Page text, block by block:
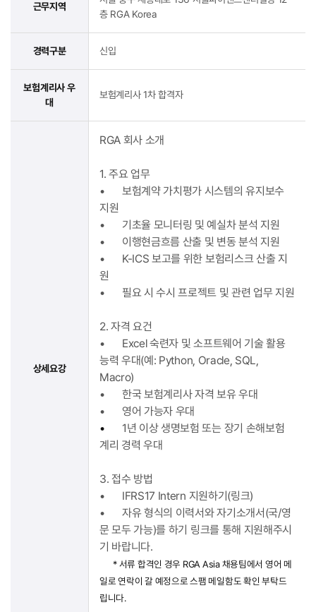
근무지역
층 RGA Korea
경력구분 신입
보험계리사 우
대
보험계리사 1차 합격자
상세요강
RGA 회사 소개
1. 주요 업무
•
보험계약 가치평가 시스템의 유지보수
지원
•
기초율 모니터링 및 예실차 분석 지원
•
이행현금흐름 산출 및 변동 분석 지원
•
K-ICS 보고를 위한 보험리스크 산출 지
원
•
필요 시 수시 프로젝트 및 관련 업무 지원
2. 자격 요건
•
Excel 숙련자 및 소프트웨어 기술 활용
능력 우대(예: Python, Oracle, SQL,
Macro)
•
한국 보험계리사 자격 보유 우대
•
영어 가능자 우대
•
1년 이상 생명보험 또는 장기 손해보험
계리 경력 우대
3. 접수 방법
•
IFRS17 Intern 지원하기(링크)
•
자유 형식의 이력서와 자기소개서(국/영
문 모두 가능)를 하기 링크를 통해 지원해주시
기 바랍니다.
* 서류 합격인 경우 RGA Asia 채용팀에서 영어 메
일로 연락이 갈 예정으로 스팸 메일함도 확인 부탁드
립니다.